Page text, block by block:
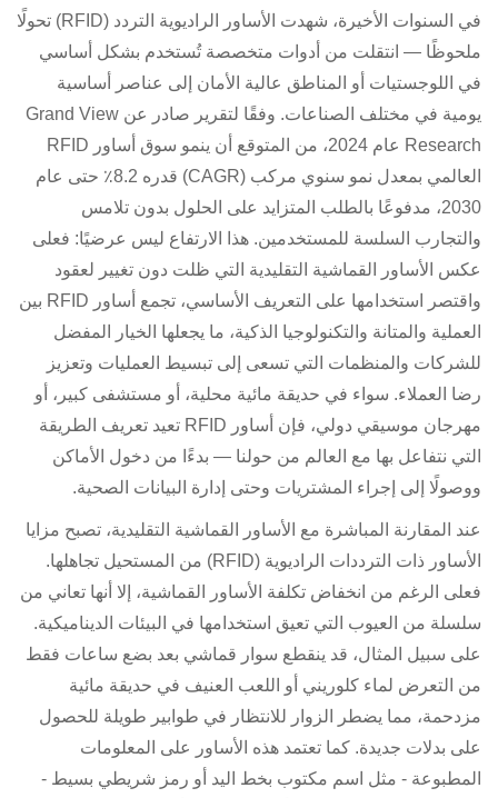
في السنوات الأخيرة، شهدت الأساور الراديوية التردد (RFID) تحولًا
ملحوظًا — انتقلت من أدوات متخصصة تُستخدم بشكل أساسي
في اللوجستيات أو المناطق عالية الأمان إلى عناصر أساسية
يومية في مختلف الصناعات. وفقًا لتقرير صادر عن Grand View
Research عام 2024، من المتوقع أن ينمو سوق أساور RFID
العالمي بمعدل نمو سنوي مركب (CAGR) قدره 8.2٪ حتى عام
2030، مدفوعًا بالطلب المتزايد على الحلول بدون تلامس
والتجارب السلسة للمستخدمين. هذا الارتفاع ليس عرضيًا: فعلى
عكس الأساور القماشية التقليدية التي ظلت دون تغيير لعقود
واقتصر استخدامها على التعريف الأساسي، تجمع أساور RFID بين
العملية والمتانة والتكنولوجيا الذكية، ما يجعلها الخيار المفضل
للشركات والمنظمات التي تسعى إلى تبسيط العمليات وتعزيز
رضا العملاء. سواء في حديقة مائية محلية، أو مستشفى كبير، أو
مهرجان موسيقي دولي، فإن أساور RFID تعيد تعريف الطريقة
التي نتفاعل بها مع العالم من حولنا — بدءًا من دخول الأماكن
ووصولًا إلى إجراء المشتريات وحتى إدارة البيانات الصحية.
عند المقارنة المباشرة مع الأساور القماشية التقليدية، تصبح مزايا
الأساور ذات الترددات الراديوية (RFID) من المستحيل تجاهلها.
فعلى الرغم من انخفاض تكلفة الأساور القماشية، إلا أنها تعاني من
سلسلة من العيوب التي تعيق استخدامها في البيئات الديناميكية.
على سبيل المثال، قد ينقطع سوار قماشي بعد بضع ساعات فقط
من التعرض لماء كلوريني أو اللعب العنيف في حديقة مائية
مزدحمة، مما يضطر الزوار للانتظار في طوابير طويلة للحصول
على بدلات جديدة. كما تعتمد هذه الأساور على المعلومات
المطبوعة - مثل اسم مكتوب بخط اليد أو رمز شريطي بسيط -